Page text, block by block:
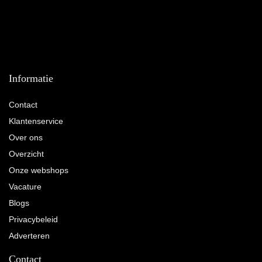
Informatie
Contact
Klantenservice
Over ons
Overzicht
Onze webshops
Vacature
Blogs
Privacybeleid
Adverteren
Contact